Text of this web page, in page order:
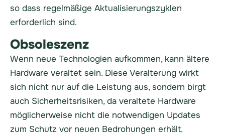
so dass regelmäßige Aktualisierungszyklen
erforderlich sind.
Obsoleszenz
Wenn neue Technologien aufkommen, kann ältere
Hardware veraltet sein. Diese Veralterung wirkt
sich nicht nur auf die Leistung aus, sondern birgt
auch Sicherheitsrisiken, da veraltete Hardware
möglicherweise nicht die notwendigen Updates
zum Schutz vor neuen Bedrohungen erhält.